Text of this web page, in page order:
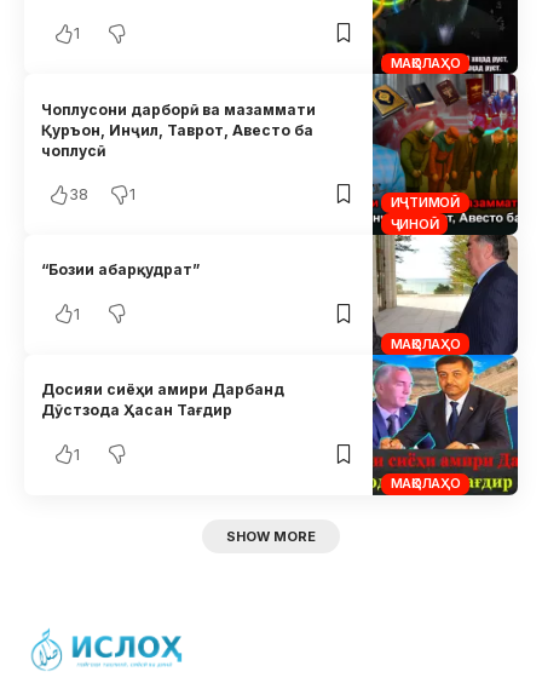
МАҚОЛАҲО
1
ИҶТИМОӢ
ҶИНОӢ
Чоплусони дарборӣ ва мазаммати
Қуръон, Инҷил, Таврот, Авесто ба
чоплусӣ
38 1
МАҚОЛАҲО
“Бозии абарқудрат”
1
МАҚОЛАҲО
Досияи сиёҳи амири Дарбанд
Дӯстзода Ҳасан Тағдир
1
SHOW MORE